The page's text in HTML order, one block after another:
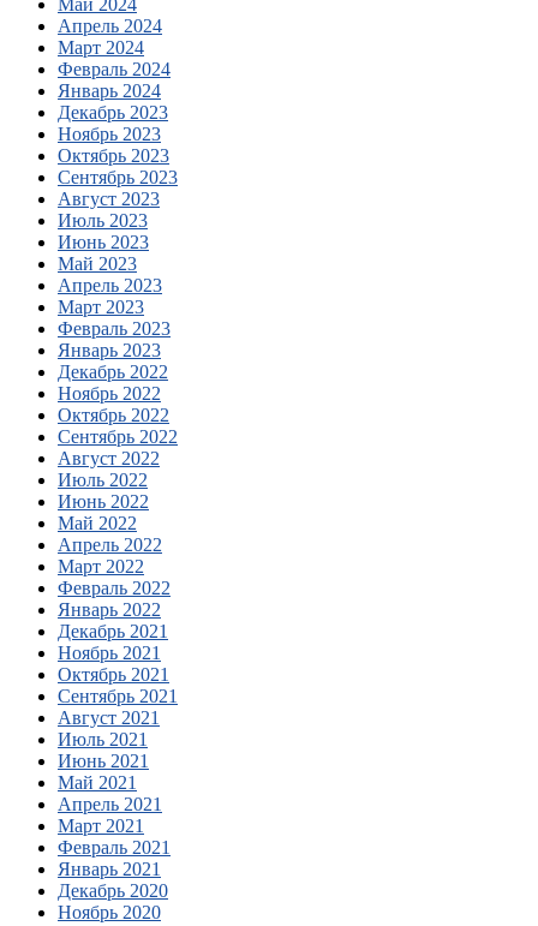
Апрель 2024
Март 2024
Февраль 2024
Январь 2024
Декабрь 2023
Ноябрь 2023
Октябрь 2023
Сентябрь 2023
Август 2023
Июль 2023
Июнь 2023
Май 2023
Апрель 2023
Март 2023
Февраль 2023
Январь 2023
Декабрь 2022
Ноябрь 2022
Октябрь 2022
Сентябрь 2022
Август 2022
Июль 2022
Июнь 2022
Май 2022
Апрель 2022
Март 2022
Февраль 2022
Январь 2022
Декабрь 2021
Ноябрь 2021
Октябрь 2021
Сентябрь 2021
Август 2021
Июль 2021
Июнь 2021
Май 2021
Апрель 2021
Март 2021
Февраль 2021
Январь 2021
Декабрь 2020
Ноябрь 2020